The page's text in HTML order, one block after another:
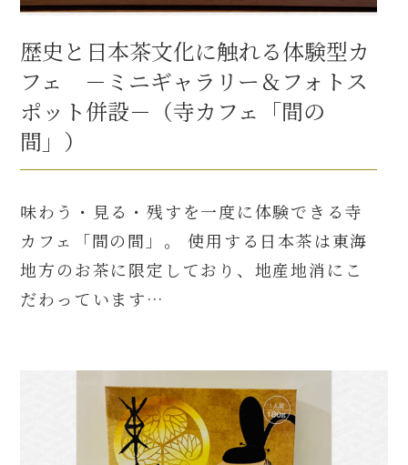
加藤清正と名古屋の関係
清正関連 史跡 一覧
名古屋＜清正＞観光モデルコース
歴史と日本茶文化に触れる体験型カ
フェ －ミニギャラリー＆フォトス
ポット併設－（寺カフェ「間の
間」）
味わう・見る・残すを一度に体験できる寺
カフェ「間の間」。 使用する日本茶は東海
地方のお茶に限定しており、地産地消にこ
だわっています…